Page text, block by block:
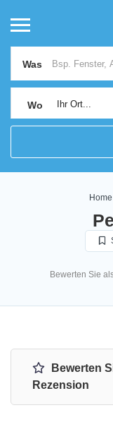
Was
Wo Ihr Ort...
Home
Bewerten Sie
Bewerten
Rezension